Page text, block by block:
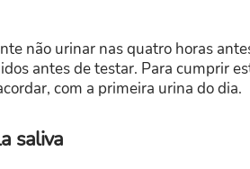
não urinar nas quatro horas
antes de testar. Para cumprir
com a primeira urina do dia.
saliva